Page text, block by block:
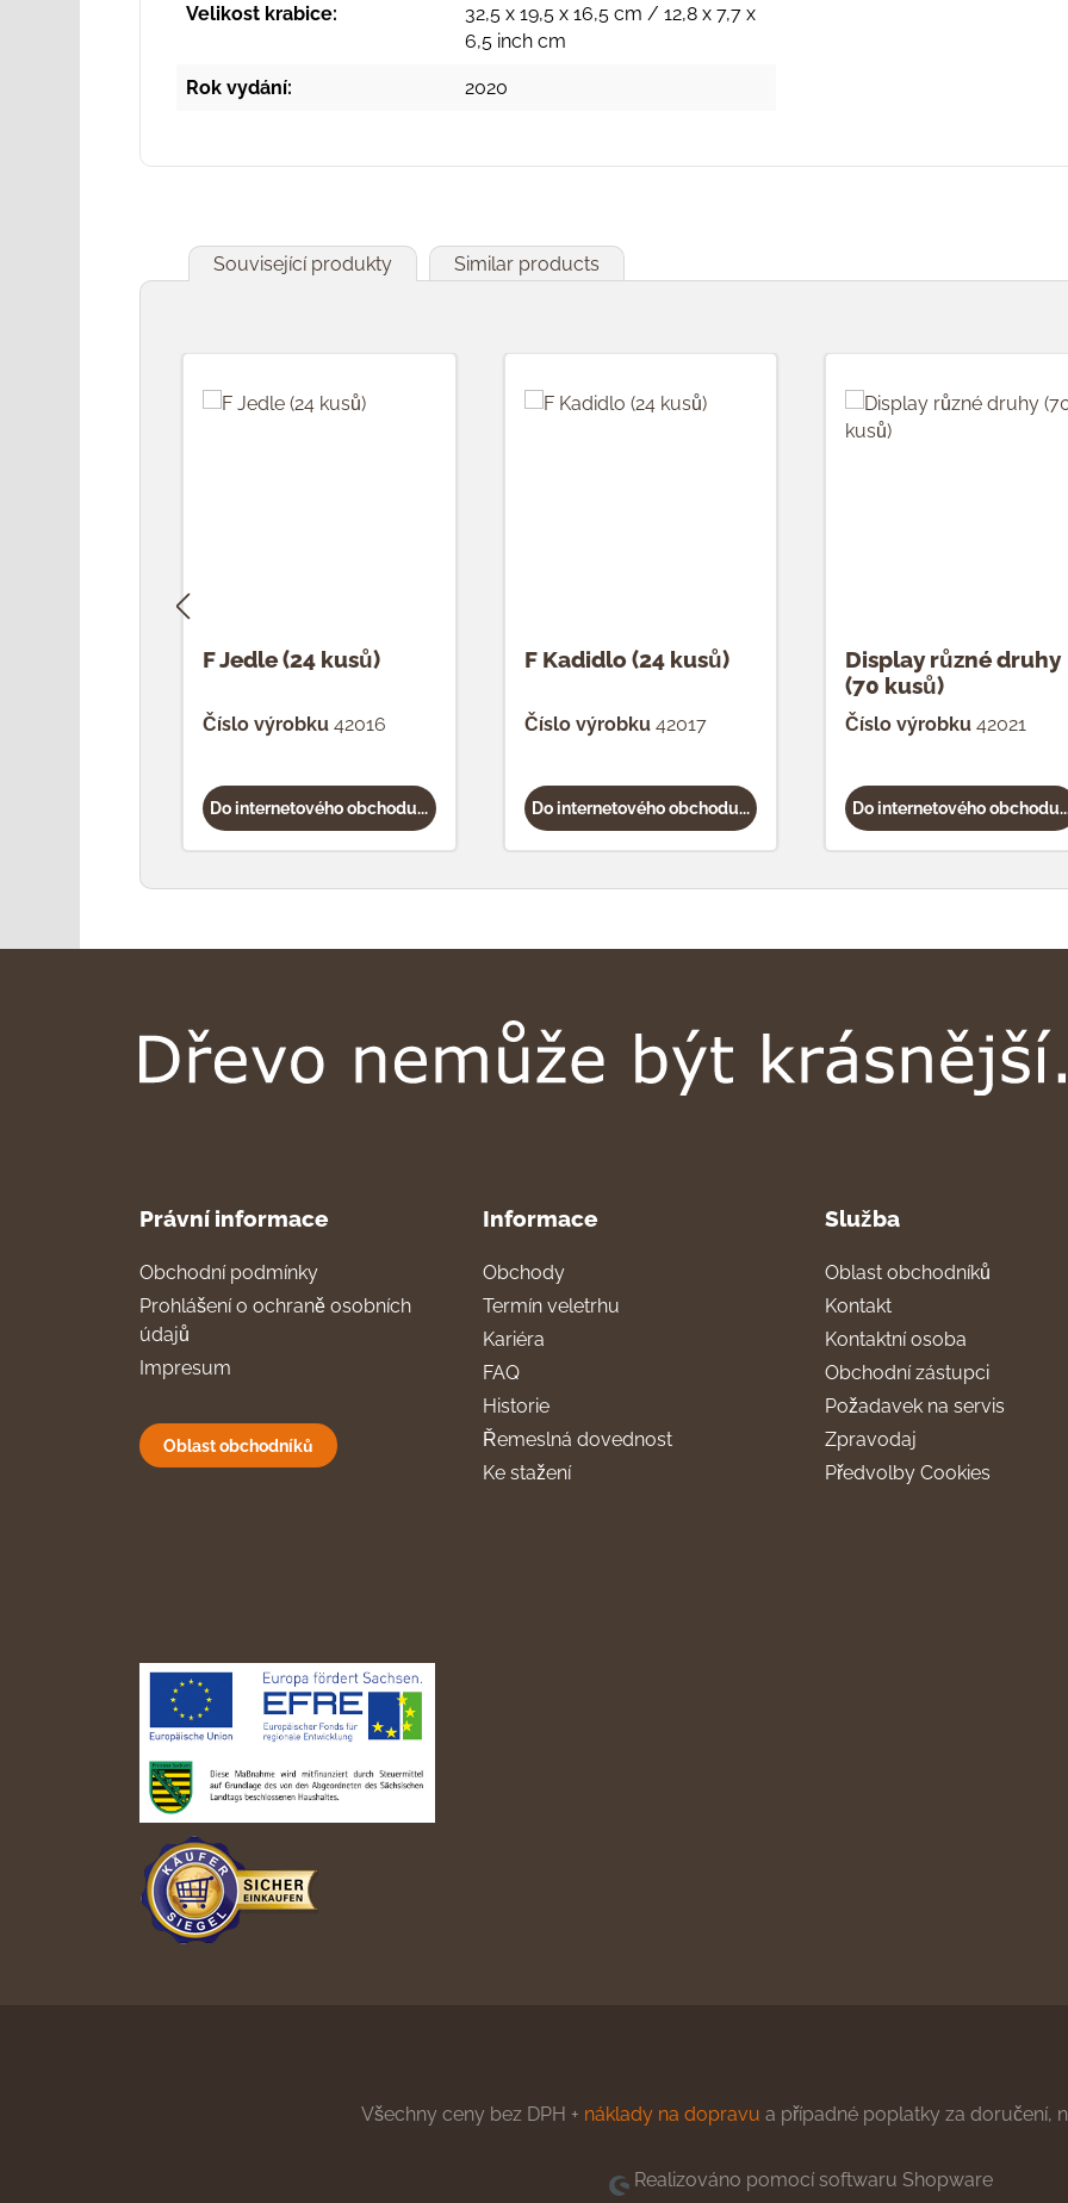
Velikost krabice:
32,5 x 19,5 x 16,5 cm / 12,8 x 7,7 x
6,5 inch cm
Rok vydání: 2020
Související produkty Similar products
F Jedle (24 kusů)
Číslo výrobku 42016
Do internetového obchodu...
F Kadidlo (24 kusů)
Číslo výrobku42017
Do internetového obchodu...
Display různé druhy
(70 kusů)
Číslo výrobku42021
Do internetového
Právní informace
Obchodní podmínky
Prohlášení o ochraně osobních
údajů
Impresum
Oblast obchodníků
Informace
Obchody
Termín veletrhu
Kariéra
FAQ
Historie
Řemeslná dovednost
Ke stažení
Služba
Oblast obchodníků
Kontakt
Kontaktní osoba
Obchodní zástupci
Požadavek na servis
Zpravodaj
Předvolby Cookies
Všechny ceny bez DPH + náklady na dopravu a případné poplatky za doručení,
Realizováno pomocí softwaru Shopware